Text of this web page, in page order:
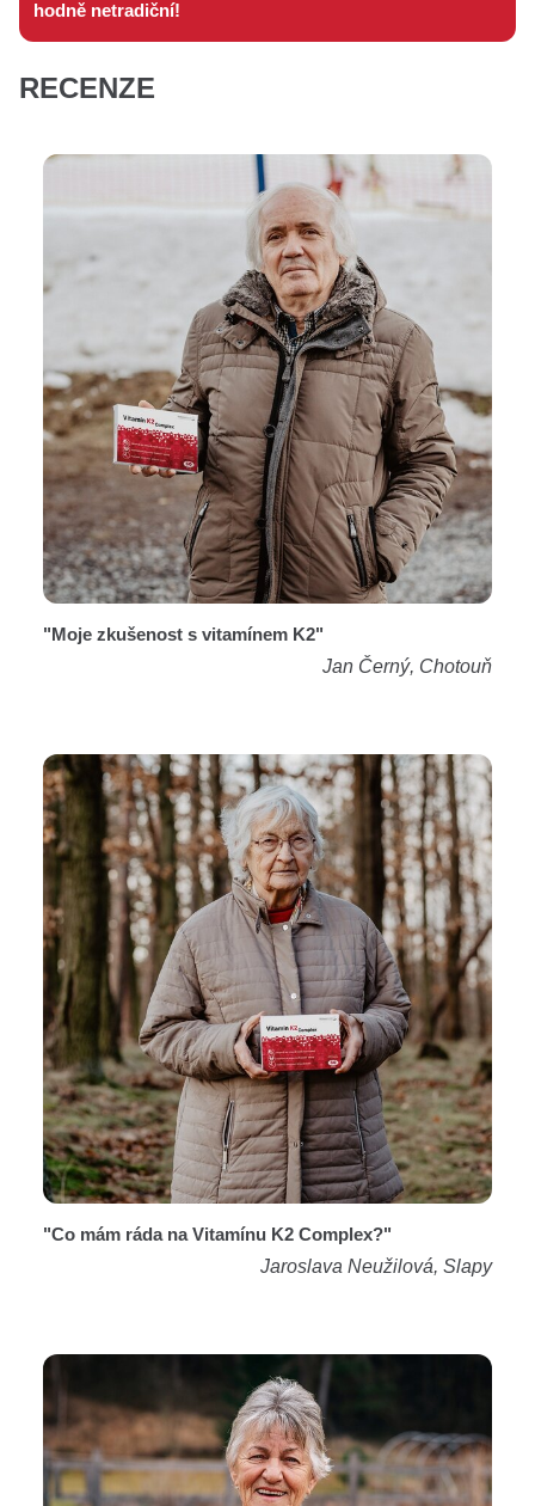
hodně netradiční!
RECENZE
"Moje zkušenost s vitamínem K2"
Jan Černý, Chotouň
"Co mám ráda na Vitamínu K2 Complex?"
Jaroslava Neužilová, Slapy